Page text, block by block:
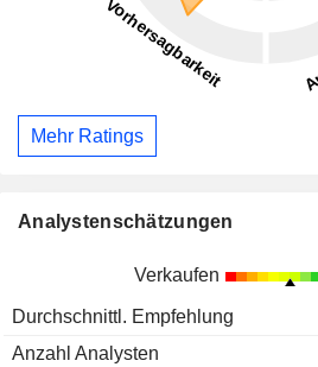
Mehr Ratings
Analystenschätzungen
Verkaufen
Durchschnittl. Empfehlung
Anzahl Analysten